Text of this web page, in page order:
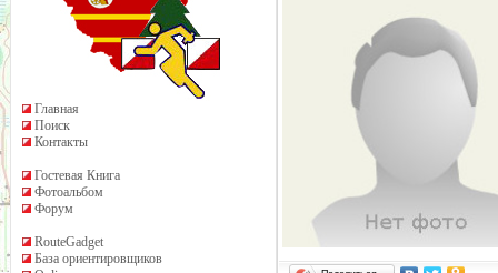
Главная
Поиск
Контакты
Гостевая Книга
Фотоальбом
Форум
RouteGadget
База ориентировщиков